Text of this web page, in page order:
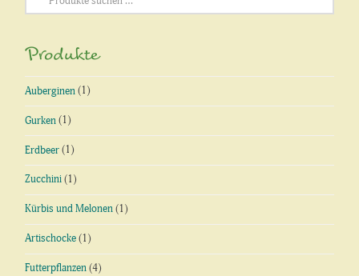
nach:
Produkte
Auberginen (1)
Gurken (1)
Erdbeer (1)
Zucchini (1)
Kürbis und Melonen (1)
Artischocke (1)
Futterpflanzen (4)